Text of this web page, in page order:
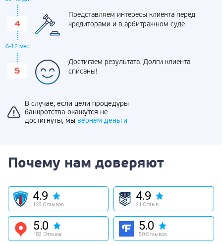
6-12 мес.
Представляем интересы клиента перед
кредиторами и в арбитражном суде
Достигаем результата. Долги клиента
списаны!
В случае, если цели процедуры
банкротства окажутся не
достигнуты, мы вернем деньги
Почему нам доверяют
4.9
128 Отзывов
4.9
21 Отзыв
5.0
183 Отзыва
5.0
50 Отзывов